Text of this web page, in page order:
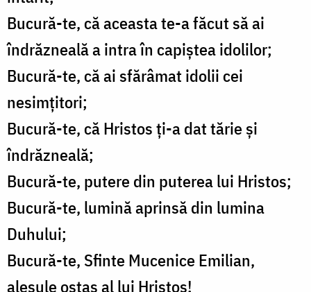
Bucură-te, că aceasta te-a făcut să ai
îndrăzneală a intra în capiștea idolilor;
Bucură-te, că ai sfărâmat idolii cei
nesimțitori;
Bucură-te, că Hristos ți-a dat tărie și
îndrăzneală;
Bucură-te, putere din puterea lui Hristos;
Bucură-te, lumină aprinsă din lumina
Duhului;
Bucură-te, Sfinte Mucenice Emilian,
alesule ostaș al lui Hristos!